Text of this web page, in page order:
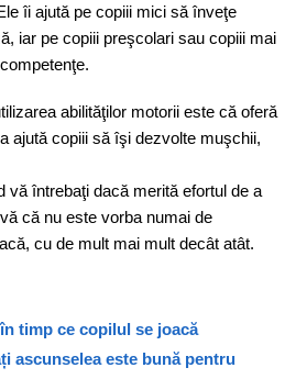
îi ajută pe copiii mici să înveţe
iar pe copiii preşcolari sau copiii mai
abilităţilor motorii este că oferă
ajută copiii să îşi dezvolte muşchii,
vă întrebaţi dacă merită efortul de a
că nu este vorba numai de
cu de mult mai mult decât atât.
timp ce copilul se joacă
ascunselea este bună pentru